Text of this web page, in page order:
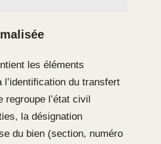
les éléments
l’identification du transfert
regroupe l’état civil
la désignation
du bien (section, numéro